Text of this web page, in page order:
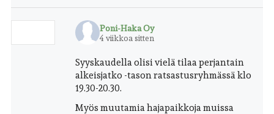
Poni-Haka Oy
4 viikkoa sitten
Syyskaudella olisi vielä tilaa perjantain
alkeisjatko -tason ratsastusryhmässä klo
19.30-20.30.
Myös muutamia hajapaikkoja muissa